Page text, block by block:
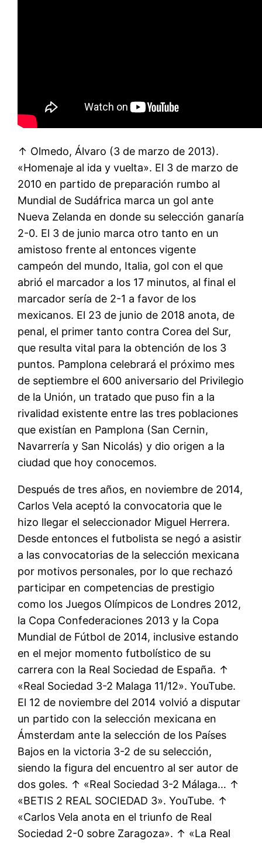
↑ Olmedo, Álvaro (3 de marzo de 2013).
«Homenaje al ida y vuelta». El 3 de marzo de
2010 en partido de preparación rumbo al
Mundial de Sudáfrica marca un gol ante
Nueva Zelanda en donde su selección ganaría
2-0. El 3 de junio marca otro tanto en un
amistoso frente al entonces vigente
campeón del mundo, Italia, gol con el que
abrió el marcador a los 17 minutos, al final el
marcador sería de 2-1 a favor de los
mexicanos. El 23 de junio de 2018 anota, de
penal, el primer tanto contra Corea del Sur,
que resulta vital para la obtención de los 3
puntos. Pamplona celebrará el próximo mes
de septiembre el 600 aniversario del Privilegio
de la Unión, un tratado que puso fin a la
rivalidad existente entre las tres poblaciones
que existían en Pamplona (San Cernin,
Navarrería y San Nicolás) y dio origen a la
ciudad que hoy conocemos.
Después de tres años, en noviembre de 2014,
Carlos Vela aceptó la convocatoria que le
hizo llegar el seleccionador Miguel Herrera.
Desde entonces el futbolista se negó a asistir
a las convocatorias de la selección mexicana
por motivos personales, por lo que rechazó
participar en competencias de prestigio
como los Juegos Olímpicos de Londres 2012,
la Copa Confederaciones 2013 y la Copa
Mundial de Fútbol de 2014, inclusive estando
en el mejor momento futbolístico de su
carrera con la Real Sociedad de España. ↑
«Real Sociedad 3-2 Malaga 11/12». YouTube.
El 12 de noviembre del 2014 volvió a disputar
un partido con la selección mexicana en
Ámsterdam ante la selección de los Países
Bajos en la victoria 3-2 de su selección,
siendo la figura del encuentro al ser autor de
dos goles. ↑ «Real Sociedad 3-2 Málaga… ↑
«BETIS 2 REAL SOCIEDAD 3». YouTube. ↑
«Carlos Vela anota en el triunfo de Real
Sociedad 2-0 sobre Zaragoza». ↑ «La Real